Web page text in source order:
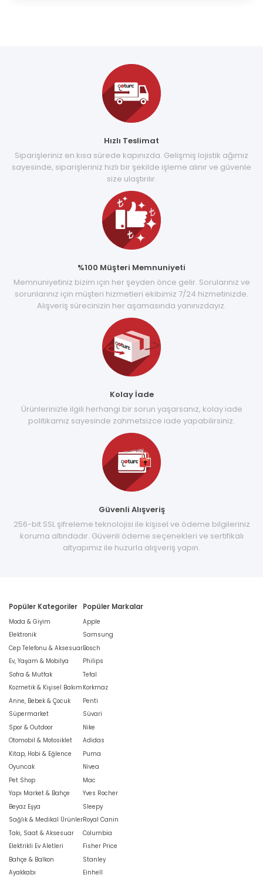
Hızlı Teslimat
Siparişleriniz en kısa sürede kapınızda. Gelişmiş lojistik ağımız
sayesinde, siparişleriniz hızlı bir şekilde işleme alınır ve güvenle
size ulaştırılır.
%100 Müşteri Memnuniyeti
Memnuniyetiniz bizim için her şeyden önce gelir. Sorularınız ve
sorunlarınız için müşteri hizmetleri ekibimiz 7/24 hizmetinizde.
Alışveriş sürecinizin her aşamasında yanınızdayız.
Kolay İade
Ürünlerinizle ilgili herhangi bir sorun yaşarsanız, kolay iade
politikamız sayesinde zahmetsizce iade yapabilirsiniz.
Güvenli Alışveriş
256-bit SSL şifreleme teknolojisi ile kişisel ve ödeme bilgileriniz
koruma altındadır. Güvenli ödeme seçenekleri ve sertifikalı
altyapımız ile huzurla alışveriş yapın.
Popüler Kategoriler
Moda & Giyim
Elektronik
Cep Telefonu & Aksesuar
Ev, Yaşam & Mobilya
Sofra & Mutfak
Kozmetik & Kişisel Bakım
Anne, Bebek & Çocuk
Süpermarket
Spor & Outdoor
Otomobil & Motosiklet
Kitap, Hobi & Eğlence
Oyuncak
Pet Shop
Yapı Market & Bahçe
Beyaz Eşya
Sağlık & Medikal Ürünler
Takı, Saat & Aksesuar
Elektrikli Ev Aletleri
Bahçe & Balkon
Ayakkabı
Popüler Markalar
Apple
Samsung
Bosch
Philips
Tefal
Korkmaz
Penti
Süvari
Nike
Adidas
Puma
Nivea
Mac
Yves Rocher
Sleepy
Royal Canin
Columbia
Fisher Price
Stanley
Einhell